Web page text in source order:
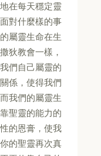
在每天穩定靈
對什麼樣的事
屬靈生命在生
狄教會一樣，
們自己屬靈的
係，使得我們
我們的屬靈生
聖靈的能力的
的恩膏，使我
的聖靈再次真